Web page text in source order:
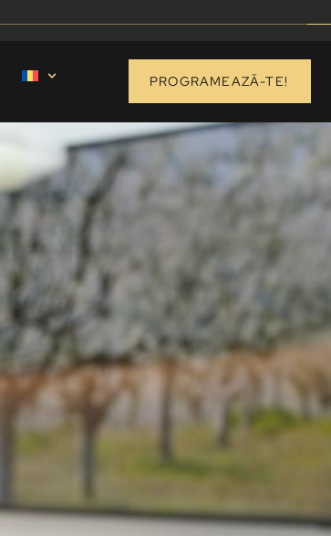
PROGRAMEAZĂ-TE!